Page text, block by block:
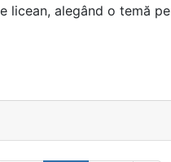
licean, alegând o temă pe